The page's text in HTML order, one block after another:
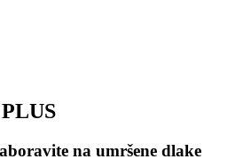
na umršene dlake